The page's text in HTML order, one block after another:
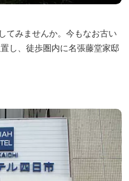
てみませんか。今もなお古い
し、徒歩圏内に名張藤堂家邸